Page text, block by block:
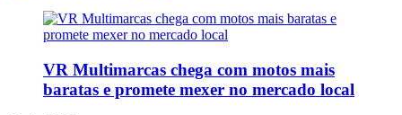
VR Multimarcas chega com motos mais
baratas e promete mexer no mercado local